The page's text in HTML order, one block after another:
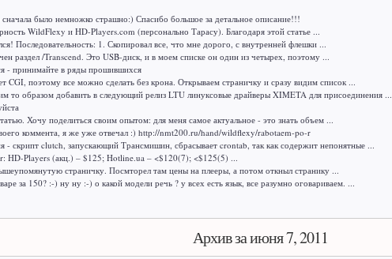
было немножко страшно:) Спасибо большое за детальное описание!!!
WildFlexy и HD-Players.com (персонально Тарасу). Благодаря этой статье ...
Последовательность: 1. Скопировал все, что мне дорого, с внутренней флешки ...
раздел /Transcend. Это USB-диск, и в моем списке он один из четырех, поэтому ...
- принимайте в ряды прошившихся
CGI, поэтому все можно сделать без крона. Открываем страничку и сразу видим список ...
то образом добавить в следующий релиз LTU линуксовые драйверы XIMETA для присоединения ...
Хочу поделиться своим опытом: для меня самое актуальное - это знать объем ...
коммента, я же уже отвечал :) http://nmt200.ru/hand/wildflexy/rabotaem-po-r
- скрипт clutch, запускающий Трансмишин, сбрасывает crontab, так как содержит непонятные ...
HD-Players (акц.) – $125; Hotline.ua – <$120(7); <$125(5) ...
страничку. Посмторел там цены на плееры, а потом откныл странику ...
за 150? :-) ну ну :-) о какой модели речь ? у всех есть язык, все разумно оговариваем. ...
Архив за июня 7, 2011